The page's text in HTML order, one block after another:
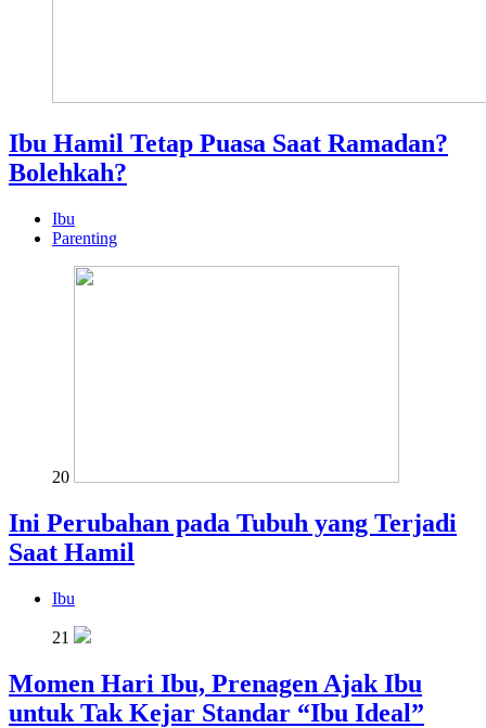
Ibu Hamil Tetap Puasa Saat Ramadan?
Bolehkah?
Ibu
Parenting
20
Ini Perubahan pada Tubuh yang Terjadi
Saat Hamil
Ibu
21
Momen Hari Ibu, Prenagen Ajak Ibu
untuk Tak Kejar Standar “Ibu Ideal”